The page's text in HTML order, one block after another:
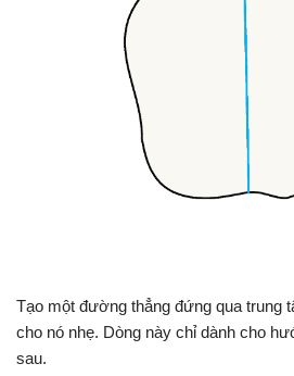
Tạo một đường thẳng đứng qua trung
cho nó nhẹ. Dòng này chỉ dành cho
sau.